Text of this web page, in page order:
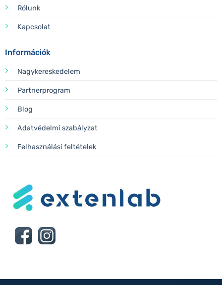
Rólunk
Kapcsolat
Információk
Nagykereskedelem
Partnerprogram
Blog
Adatvédelmi szabályzat
Felhasználási feltételek